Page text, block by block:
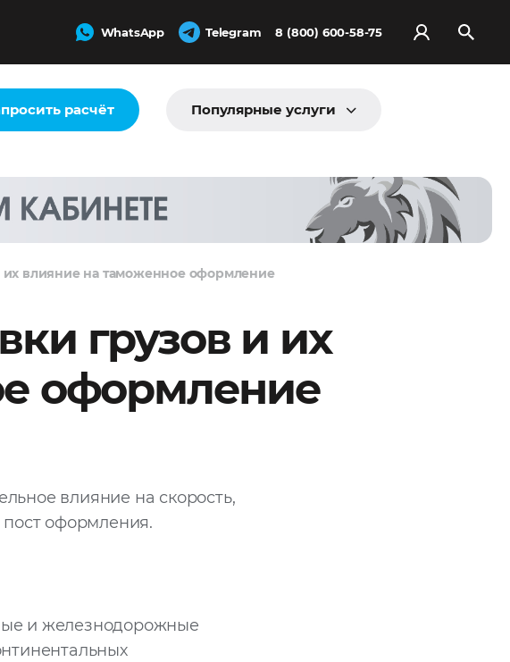
WhatsApp Telegram 8 (800) 600-58-75
расчёт Популярные услуги
влияние на таможенное оформление
грузов и их
оформление
влияние на скорость,
оформления.
и железнодорожные